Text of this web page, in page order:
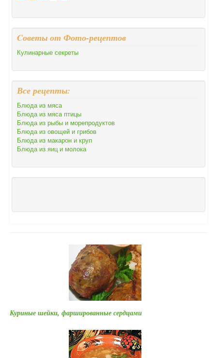
Cоветы от Фото-рецептов
Кулинарные секреты
Все рецепты:
Блюда из мяса
Блюда из мяса птицы
Блюда из рыбы и морепродуктов
Блюда из овощей и грибов
Блюда из макарон и круп
Блюда из яиц и молока
Куриные шейки, фаршированные сердцами